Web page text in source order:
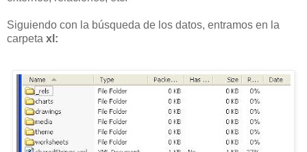
Siguiendo con la búsqueda de los datos, entramos en la
carpeta xl: